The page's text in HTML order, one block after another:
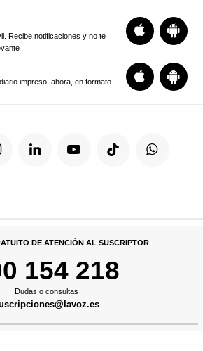
Recibe notificaciones y no te
impreso, ahora, en formato
DE ATENCIÓN AL SUSCRIPTOR
154 218
Dudas o consultas